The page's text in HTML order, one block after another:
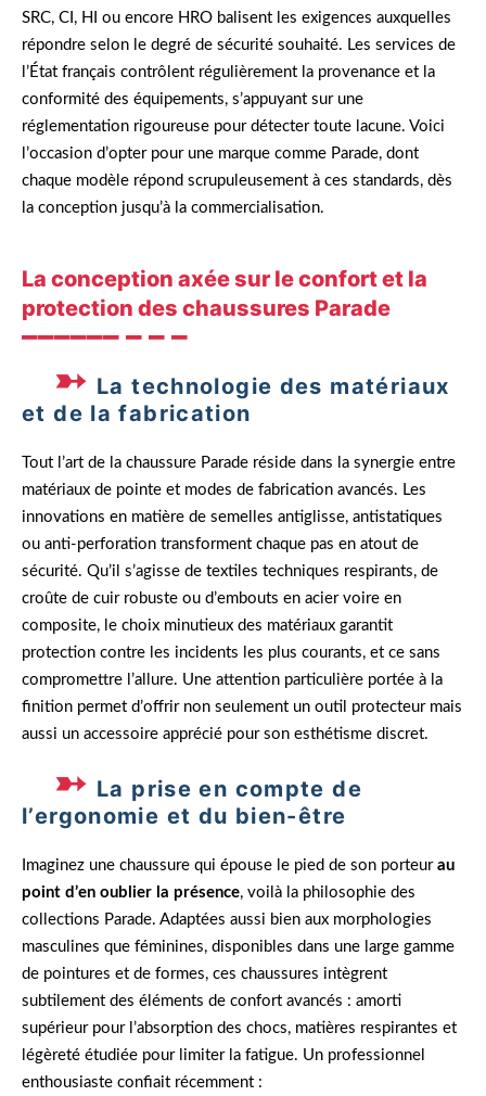
SRC, CI, HI ou encore HRO balisent les exigences auxquelles
répondre selon le degré de sécurité souhaité. Les services de
l’État français contrôlent régulièrement la provenance et la
conformité des équipements, s’appuyant sur une
réglementation rigoureuse pour détecter toute lacune. Voici
l’occasion d’opter pour une marque comme Parade, dont
chaque modèle répond scrupuleusement à ces standards, dès
la conception jusqu’à la commercialisation.
La conception axée sur le confort et la
protection des chaussures Parade
La technologie des matériaux
et de la fabrication
Tout l’art de la chaussure Parade réside dans la synergie entre
matériaux de pointe et modes de fabrication avancés. Les
innovations en matière de semelles antiglisse, antistatiques
ou anti-perforation transforment chaque pas en atout de
sécurité. Qu’il s’agisse de textiles techniques respirants, de
croûte de cuir robuste ou d’embouts en acier voire en
composite, le choix minutieux des matériaux garantit
protection contre les incidents les plus courants, et ce sans
compromettre l’allure. Une attention particulière portée à la
finition permet d’offrir non seulement un outil protecteur mais
aussi un accessoire apprécié pour son esthétisme discret.
La prise en compte de
l’ergonomie et du bien-être
Imaginez une chaussure qui épouse le pied de son porteur au
point d’en oublier la présence, voilà la philosophie des
collections Parade. Adaptées aussi bien aux morphologies
masculines que féminines, disponibles dans une large gamme
de pointures et de formes, ces chaussures intègrent
subtilement des éléments de confort avancés : amorti
supérieur pour l’absorption des chocs, matières respirantes et
légèreté étudiée pour limiter la fatigue. Un professionnel
enthousiaste confiait récemment :